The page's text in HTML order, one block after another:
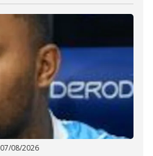
07/08/2026